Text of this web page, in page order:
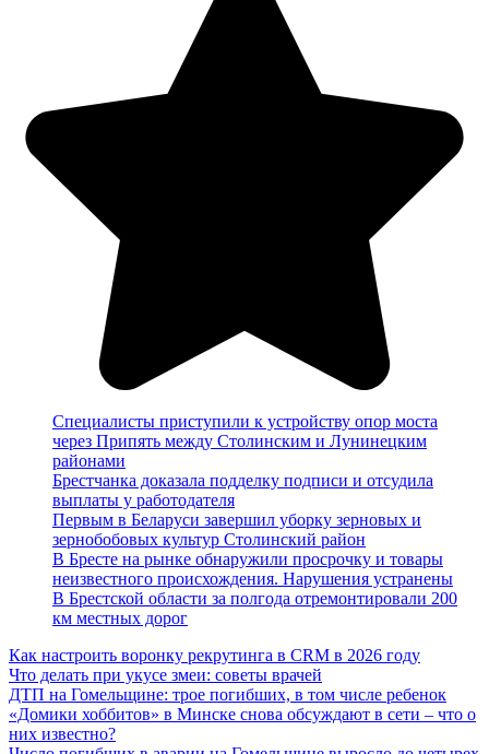
Специалисты приступили к устройству опор моста
через Припять между Столинским и Лунинецким
районами
Брестчанка доказала подделку подписи и отсудила
выплаты у работодателя
Первым в Беларуси завершил уборку зерновых и
зернобобовых культур Столинский район
В Бресте на рынке обнаружили просрочку и товары
неизвестного происхождения. Нарушения устранены
В Брестской области за полгода отремонтировали 200
км местных дорог
Как настроить воронку рекрутинга в CRM в 2026 году
Что делать при укусе змеи: советы врачей
ДТП на Гомельщине: трое погибших, в том числе ребенок
«Домики хоббитов» в Минске снова обсуждают в сети – что о
них известно?